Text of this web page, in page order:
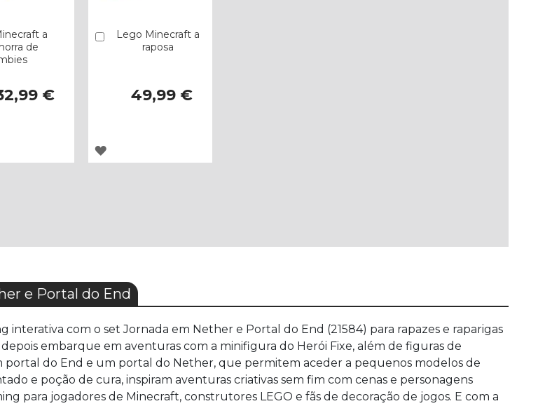
a
de
€
Lego Minecraft a
raposa
49,99 €
Comprar
ADICIONAR
DESEJOS
e Portal do End
com o set Jornada em Nether e Portal do End (21584) para rapazes e raparigas
embarque em aventuras com a minifigura do Herói Fixe, além de figuras de
do End e um portal do Nether, que permitem aceder a pequenos modelos de
e poção de cura, inspiram aventuras criativas sem fim com cenas e personagens
para jogadores de Minecraft, construtores LEGO e fãs de decoração de jogos. E com a